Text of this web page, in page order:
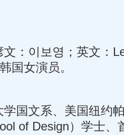
이보영；英文：
国女演员。
文系、美国纽约
of Design）学士